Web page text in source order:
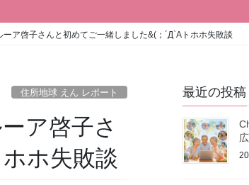
啓子さんと初めてご一緒しました&(；´Д`Aトホホ失敗談
住所地球 えん レポート
ア啓子さ
ホ失敗談
最近の投稿